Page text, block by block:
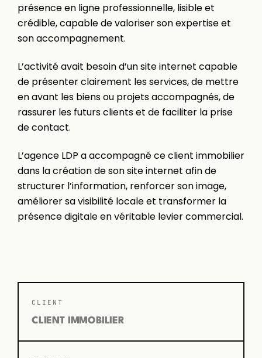
présence en ligne professionnelle, lisible et
crédible, capable de valoriser son expertise et
son accompagnement.
L’activité avait besoin d’un site internet capable
de présenter clairement les services, de mettre
en avant les biens ou projets accompagnés, de
rassurer les futurs clients et de faciliter la prise
de contact.
L’agence LDP a accompagné ce client immobilier
dans la création de son site internet afin de
structurer l’information, renforcer son image,
améliorer sa visibilité locale et transformer la
présence digitale en véritable levier commercial.
CLIENT
CLIENT IMMOBILIER